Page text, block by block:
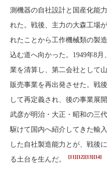
測機器の自社設計と国産化能
れた。戦後、主力の大森工場
れたことから工作機械類の製
込む道へ向かった。1949年8
業を清算し、第二会社として
販売事業を再出発させた。戦
して再定義され、後の事業展
武彦が明治・大正・昭和の三
駆けて国内へ紹介してきた輸
した自社製造能力とが、戦後
る土台を生んだ。
[11][12][13][14]